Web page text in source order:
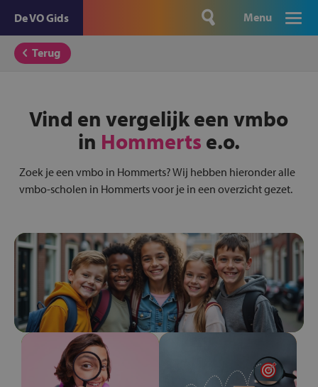
De VO Gids Menu
Terug
Vind en vergelijk een vmbo
in Hommerts e.o.
Zoek je een vmbo in Hommerts? Wij hebben hieronder alle
vmbo-scholen in Hommerts voor je in een overzicht gezet.